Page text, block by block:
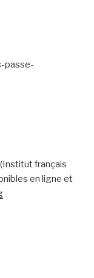
passe-
français
en ligne et